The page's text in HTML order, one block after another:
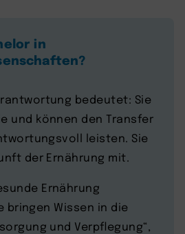
in
bedeutet: Sie
und können den Transfer
leisten. Sie
der Ernährung mit.
Ernährung
bringen Wissen in die
und Verpflegung“,